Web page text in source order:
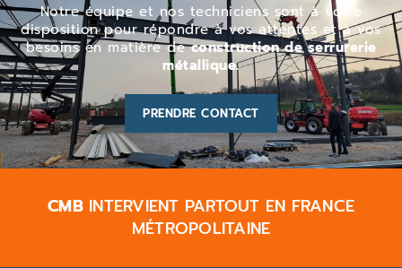
Notre équipe et nos techniciens sont à votre
disposition pour répondre à vos attentes et à vos
besoins en matière deconstruction de serrurerie
métallique.
PRENDRE CONTACT
CMBINTERVIENT PARTOUT EN FRANCE
MÉTROPOLITAINE